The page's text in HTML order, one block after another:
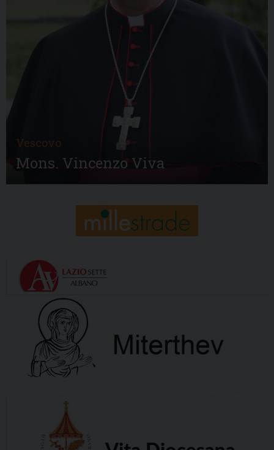
Vescovo
Mons. Vincenzo Viva